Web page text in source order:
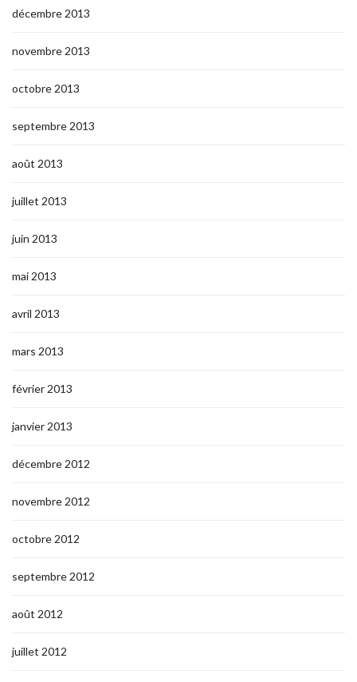
décembre 2013
novembre 2013
octobre 2013
septembre 2013
août 2013
juillet 2013
juin 2013
mai 2013
avril 2013
mars 2013
février 2013
janvier 2013
décembre 2012
novembre 2012
octobre 2012
septembre 2012
août 2012
juillet 2012